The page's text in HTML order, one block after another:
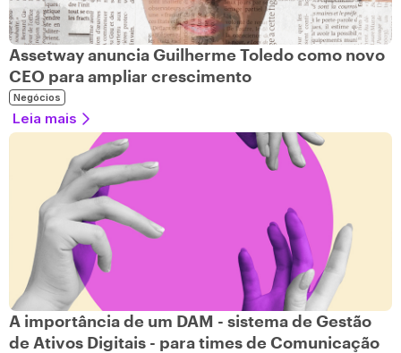
Assetway anuncia Guilherme Toledo como novo
CEO para ampliar crescimento
Negócios
Leia mais
A importância de um DAM - sistema de Gestão
de Ativos Digitais - para times de Comunicação